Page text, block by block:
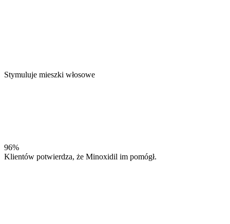
Stymuluje mieszki włosowe
96%
Klientów potwierdza, że Minoxidil im pomógł.